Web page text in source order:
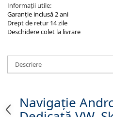
Informații utile:
Garanție inclusă 2 ani
Drept de retur 14 zile
Deschidere colet la livrare
Descriere
Navigație